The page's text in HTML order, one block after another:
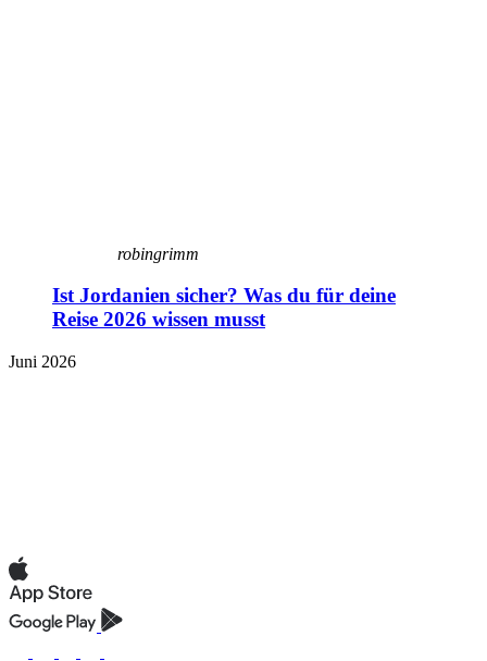
robingrimm
Ist Jordanien sicher? Was du für deine
Reise 2026 wissen musst
Juni 2026